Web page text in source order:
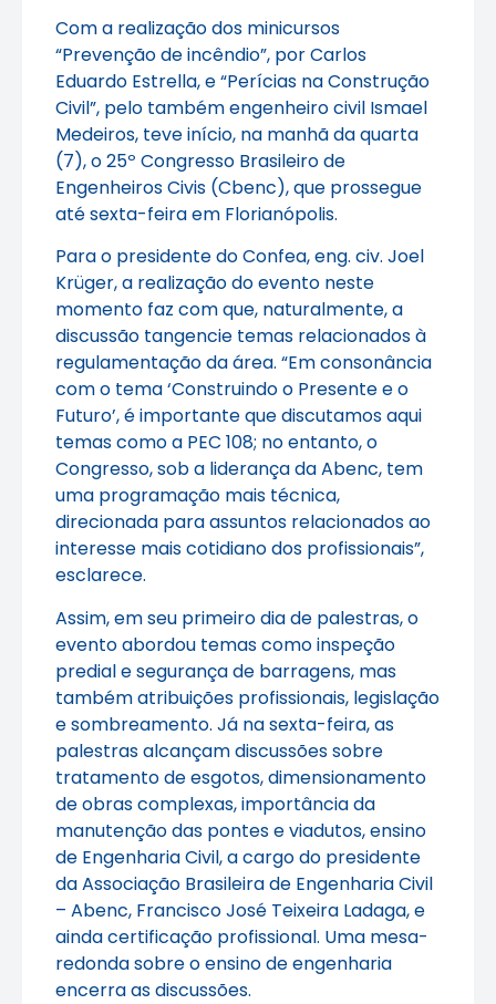
Com a realização dos minicursos
“Prevenção de incêndio”, por Carlos
Eduardo Estrella, e “Perícias na Construção
Civil”, pelo também engenheiro civil Ismael
Medeiros, teve início, na manhã da quarta
(7), o 25º Congresso Brasileiro de
Engenheiros Civis (Cbenc), que prossegue
até sexta-feira em Florianópolis.
Para o presidente do Confea, eng. civ. Joel
Krüger, a realização do evento neste
momento faz com que, naturalmente, a
discussão tangencie temas relacionados à
regulamentação da área. “Em consonância
com o tema ‘Construindo o Presente e o
Futuro’, é importante que discutamos aqui
temas como a PEC 108; no entanto, o
Congresso, sob a liderança da Abenc, tem
uma programação mais técnica,
direcionada para assuntos relacionados ao
interesse mais cotidiano dos profissionais”,
esclarece.
Assim, em seu primeiro dia de palestras, o
evento abordou temas como inspeção
predial e segurança de barragens, mas
também atribuições profissionais, legislação
e sombreamento. Já na sexta-feira, as
palestras alcançam discussões sobre
tratamento de esgotos, dimensionamento
de obras complexas, importância da
manutenção das pontes e viadutos, ensino
de Engenharia Civil, a cargo do presidente
da Associação Brasileira de Engenharia Civil
– Abenc, Francisco José Teixeira Ladaga, e
ainda certificação profissional. Uma mesa-
redonda sobre o ensino de engenharia
encerra as discussões.